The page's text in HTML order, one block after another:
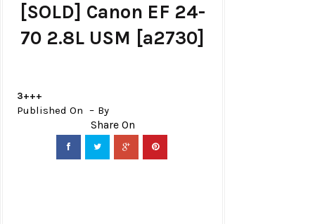
[SOLD] Canon EF 24-
70 2.8L USM [a2730]
3+++
Published On By